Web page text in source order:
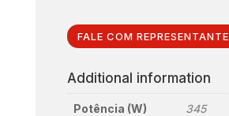
FALE COM REPRESENTANTE
Additional information
Potência (W) 345